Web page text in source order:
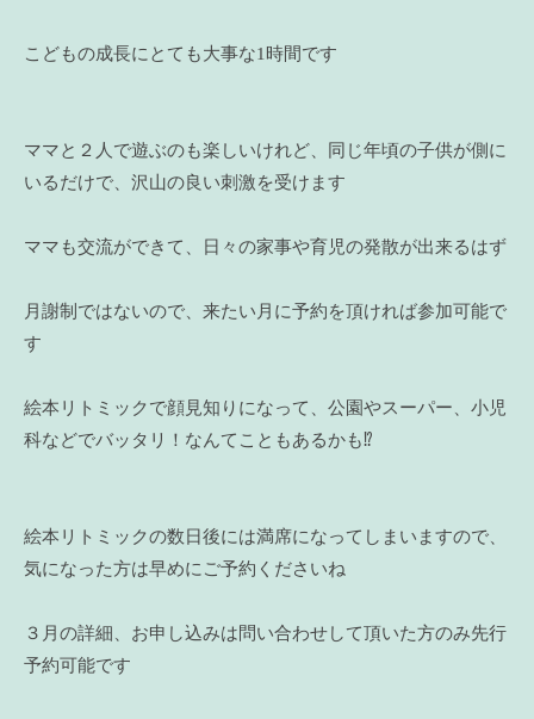
こどもの成長にとても大事な1時間です
ママと２人で遊ぶのも楽しいけれど、同じ年頃の子供が側に
いるだけで、沢山の良い刺激を受けます
ママも交流ができて、日々の家事や育児の発散が出来るはず
月謝制ではないので、来たい月に予約を頂ければ参加可能で
す
絵本リトミックで顔見知りになって、公園やスーパー、小児
科などでバッタリ！なんてこともあるかも⁉
絵本リトミックの数日後には満席になってしまいますので、
気になった方は早めにご予約くださいね
３月の詳細、お申し込みは問い合わせして頂いた方のみ先行
予約可能です